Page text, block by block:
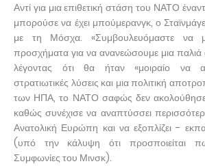
Αντί για μια επιθετική στάση του ΝΑΤΟ
μπορούσε να έχει μπούμερανγκ, ο
με τη Μόσχα. «Συμβουλευόμαστε να
προσχήματα για να ανανεώσουμε μια παλιά
λέγοντας ότι θα ήταν «μοιραίο να
στρατιωτικές λύσεις και μια πολιτική
των ΗΠΑ, το ΝΑΤΟ σαφώς δεν
καθώς συνέχισε να αναπτύσσει
Ανατολική Ευρώπη και να εξοπλίζει -
(υπό την κάλυψη ότι προσποιείται
Συμφωνίες του Μινσκ).